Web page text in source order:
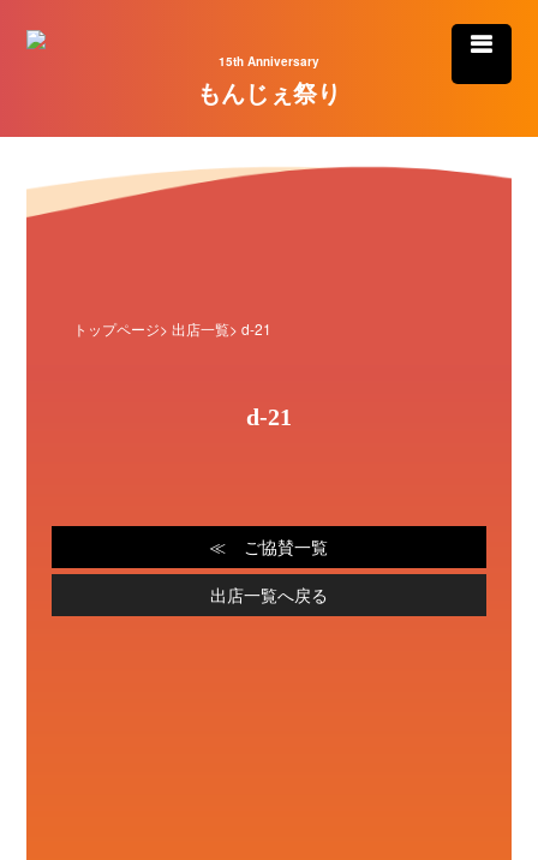
15th Anniversary
もんじぇ祭り
トップページ> 出店一覧> d-21
d-21
ご協賛一覧
出店一覧へ戻る